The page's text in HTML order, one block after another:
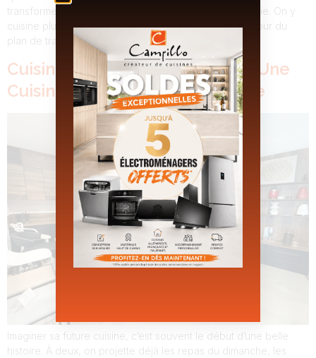
transforme rapidement la cuisine en véritable lieu de vie. On y
cuisine plus facilement, on échange naturellement autour du
plan de travail et chaque zone trouve […]
Cuisiniste Près De Pierrelatte : Une
Cuisine Sur Mesure Et Tendance
Imaginer sa future cuisine, c’est souvent le début d’une belle
histoire. À deux, on projette déjà les repas du dimanche, les